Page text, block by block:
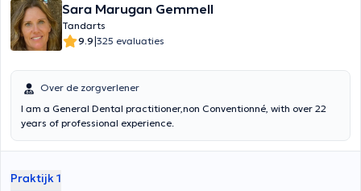
Sara Marugan Gemmell
Tandarts
9.9|325 evaluaties
Over de zorgverlener
I am a General Dental practitioner,non Conventionné, with over 22
years of professional experience.
Praktijk 1